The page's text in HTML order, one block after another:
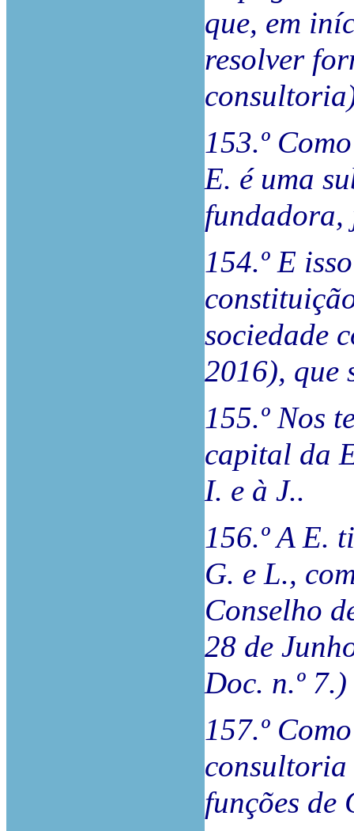
que, em
resolver
153.º
E. é uma
fundadora,
154.º E
sociedade
2016), que
155.º Nos
capital da
I. e à J..
156.º A E.
G. e L.,
Conselho
28 de
Doc. n.º 7.)
157.º
funções de